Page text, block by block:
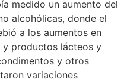
medido un aumento del
alcohólicas, donde el
a los aumentos en
y productos lácteos y
y otros
variaciones